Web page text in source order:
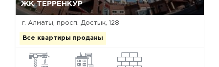
ЖК ТЕРРЕНКУР
г. Алматы, просп. Достык, 128
Все квартиры проданы